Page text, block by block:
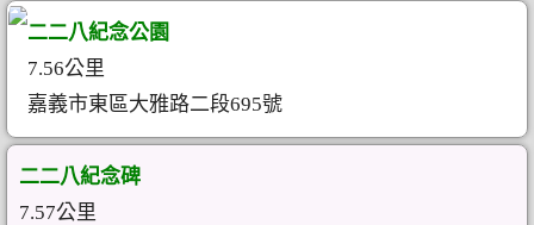
二二八紀念公園
7.56公里
嘉義市東區大雅路二段695號
二二八紀念碑
7.57公里